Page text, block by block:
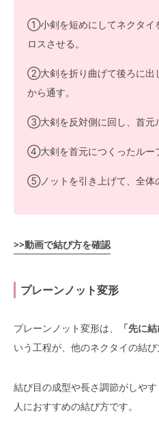
①小剣を短めにしてネクタイ
ロスさせる。
②大剣を折り曲げて後ろに出
から通す。
③大剣を反対側に回し、首元
④大剣を首元につくったルー
⑤ノットを引き上げて、全体
>>動画で結び方を確認
プレーンノット変形
プレーンノット変形は、 「先に
いう工程が、他のネクタイの結び
結び目の成型や長さ調節がしや
人におすすめの結び方です。